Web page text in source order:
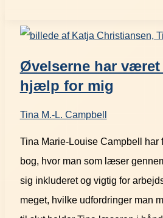
Øvelserne har været
hjælp for mig
Tina M.-L. Campbell
Tina Marie-Louise Campbell har
bog, hvor man som læser
sig inkluderet og vigtig for
meget, hvilke udfordringer man